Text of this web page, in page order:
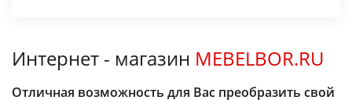
Интернет - магазин MEBELBOR.RU
Отличная возможность для Вас преобразить свой